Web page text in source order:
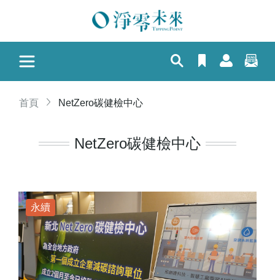
首頁 NetZero碳健檢中心
NetZero碳健檢中心
永續